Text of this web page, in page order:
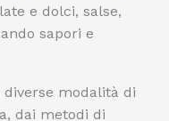
e dolci, salse,
sapori e
modalità di
dai metodi di